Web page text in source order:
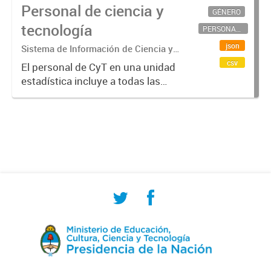
Personal de ciencia y
tecnología
Sistema de Información de Ciencia y
Tecnología Argentino (SICYTAR)
El personal de CyT en una unidad
estadística incluye a todas las
personas involucradas
GÉNERO
PERSONAL CIENTÍFICO-TECNOLÓGICO
json
csv